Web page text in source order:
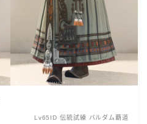
Lv65ID 伝統試練 バルダム覇道